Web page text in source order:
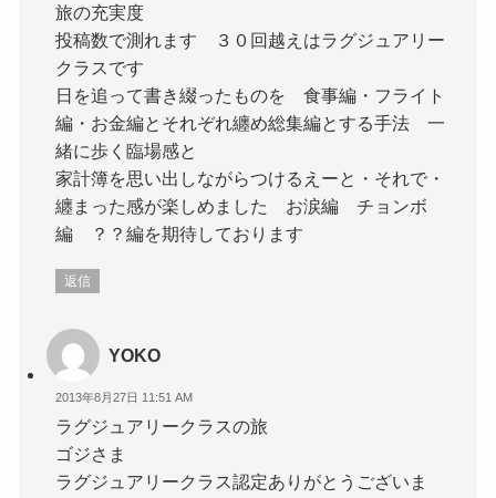
旅の充実度
投稿数で測れます ３０回越えはラグジュアリー
クラスです
日を追って書き綴ったものを 食事編・フライト
編・お金編とそれぞれ纏め総集編とする手法 一
緒に歩く臨場感と
家計簿を思い出しながらつけるえーと・それで・
纏まった感が楽しめました お涙編 チョンボ
編 ？？編を期待しております
返信
YOKO
2013年8月27日 11:51 AM
ラグジュアリークラスの旅
ゴジさま
ラグジュアリークラス認定ありがとうございま